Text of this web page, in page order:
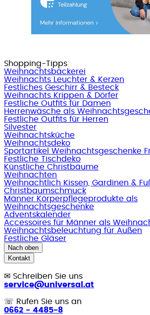
Shopping-Tipps
Weihnachtsbäckerei
Weihnachts Leuchter & Kerzen
Festliches Geschirr & Besteck
Weihnachts Krippen & Dörfer
Festliche Outfits für Damen
Herrenwäsche als
Festliche Outfits für Herren
Silvester
Weihnachtsküche
Weihnachtsdeko
Sportartikel Weihnachtsgeschenke
Festliche Tischdeko
Künstliche Christbäume
Weihnachten
Weihnachtlich Kissen, Gardinen &
Christbaumschmuck
Männer Körperpflegeprodukte als
Weihnachtsgeschenke
Adventskalender
Accessoires für Männer als
Weihnachtsbeleuchtung für Außen
Festliche Gläser
Nach oben
Kontakt
✉ Schreiben Sie uns
service@universal.at
☏ Rufen Sie uns an
0662 - 4485-8